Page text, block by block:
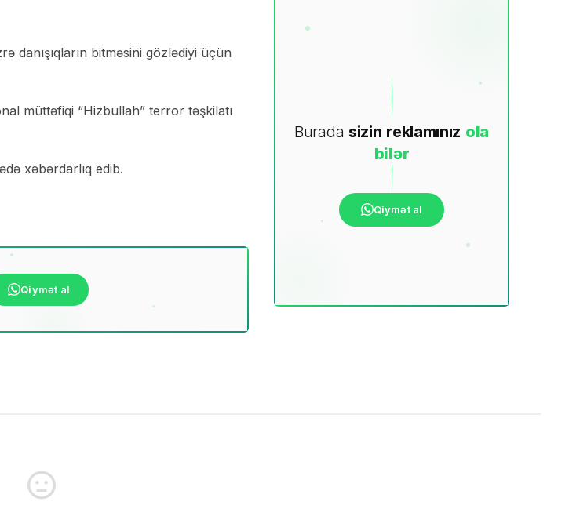
danışıqların bitməsini gözlədiyi üçün
müttəfiqi “Hizbullah” terror təşkilatı
xəbərdarlıq edib.
Qiymət al
Burada sizin reklamınız ola
bilər
Qiymət al